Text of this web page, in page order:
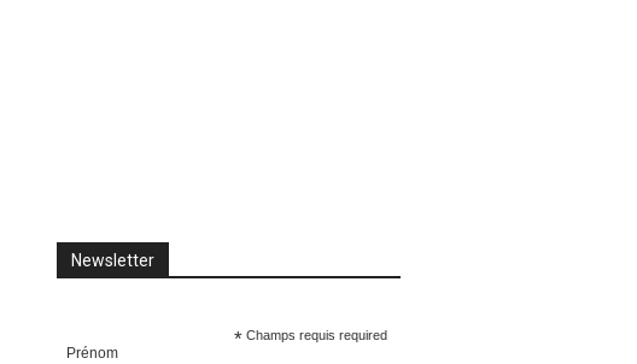
Newsletter
*Champs requis required
Prénom